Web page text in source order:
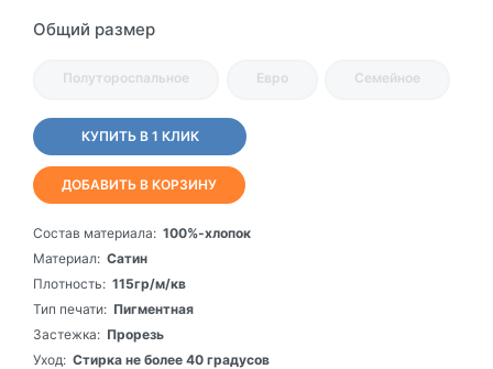
Общий размер
Полутороспальное Евро Семейное
КУПИТЬ В 1 КЛИК
ДОБАВИТЬ В КОРЗИНУ
Состав материала: 100%-хлопок
Материал: Сатин
Плотность: 115гр/м/кв
Тип печати: Пигментная
Застежка: Прорезь
Уход: Стирка не более 40 градусов